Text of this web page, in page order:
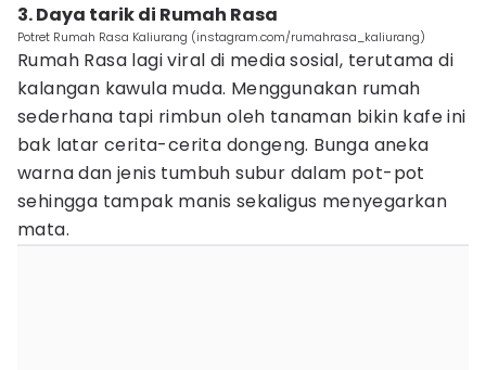
3. Daya tarik di Rumah Rasa
Potret Rumah Rasa Kaliurang (instagram.com/rumahrasa_kaliurang)
Rumah Rasa lagi viral di media sosial, terutama di
kalangan kawula muda. Menggunakan rumah
sederhana tapi rimbun oleh tanaman bikin kafe ini
bak latar cerita-cerita dongeng. Bunga aneka
warna dan jenis tumbuh subur dalam pot-pot
sehingga tampak manis sekaligus menyegarkan
mata.